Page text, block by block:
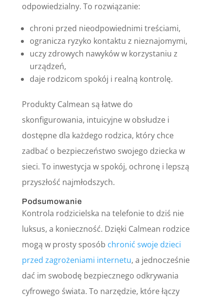
odpowiedzialny. To rozwiązanie:
chroni przed nieodpowiednimi treściami,
ogranicza ryzyko kontaktu z nieznajomymi,
uczy zdrowych nawyków w korzystaniu z
urządzeń,
daje rodzicom spokój i realną kontrolę.
Produkty Calmean są łatwe do
skonfigurowania, intuicyjne w obsłudze i
dostępne dla każdego rodzica, który chce
zadbać o bezpieczeństwo swojego dziecka w
sieci. To inwestycja w spokój, ochronę i lepszą
przyszłość najmłodszych.
Podsumowanie
Kontrola rodzicielska na telefonie to dziś nie
luksus, a konieczność. Dzięki Calmean rodzice
mogą w prosty sposób chronić swoje dzieci
przed zagrożeniami internetu, a jednocześnie
dać im swobodę bezpiecznego odkrywania
cyfrowego świata. To narzędzie, które łączy